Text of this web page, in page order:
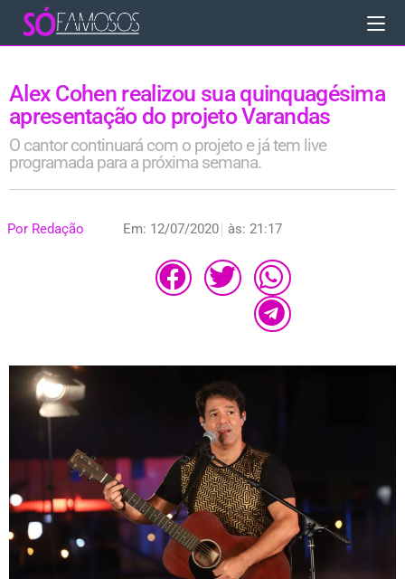
Alex Cohen realizou sua quinquagésima
apresentação do projeto Varandas
O cantor continuará com o projeto e já tem live
programada para a próxima semana.
Por Redação Em: 12/07/2020 às: 21:17